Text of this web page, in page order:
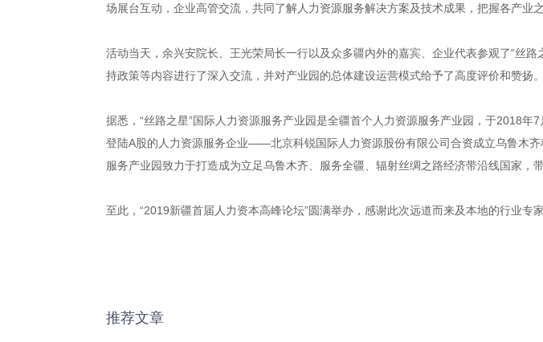
场展台互动，企业高管交流，共同了解人力资源服务解决方案及技术成果，把握各产业之
活动当天，余兴安院长、王光荣局长一行以及众多疆内外的嘉宾、企业代表参观了“丝
持政策等内容进行了深入交流，并对产业园的总体建设运营模式给予了高度评价和赞扬。
据悉，“丝路之星”国际人力资源服务产业园是全疆首个人力资源服务产业园，于2018
登陆A股的人力资源服务企业——北京科锐国际人力资源股份有限公司合资成立乌鲁木
服务产业园致力于打造成为立足乌鲁木齐、服务全疆、辐射丝绸之路经济带沿线国家，
至此，“2019新疆首届人力资本高峰论坛”圆满举办，感谢此次远道而来及本地的行业专
推荐文章